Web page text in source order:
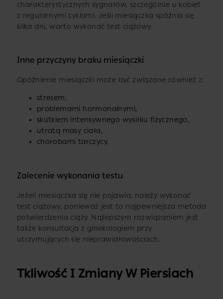
charakterystycznych sygnałów, szczególnie u kobiet
z regularnymi cyklami. Jeśli miesiączka spóźnia się
kilka dni, warto wykonać test ciążowy.
Inne przyczyny braku miesiączki
Opóźnienie miesiączki może być związane również z:
stresem,
problemami hormonalnymi,
skutkiem intensywnego wysiłku fizycznego,
utratą masy ciała,
chorobami tarczycy.
Zalecenie wykonania testu
Jeżeli miesiączka się nie pojawia, należy wykonać
test ciążowy, ponieważ jest to najpewniejsza metoda
potwierdzenia ciąży. Najlepszym rozwiązaniem jest
także konsultacja z ginekologiem przy
utrzymujących się nieprawidłowościach.
Tkliwość I Zmiany W Piersiach